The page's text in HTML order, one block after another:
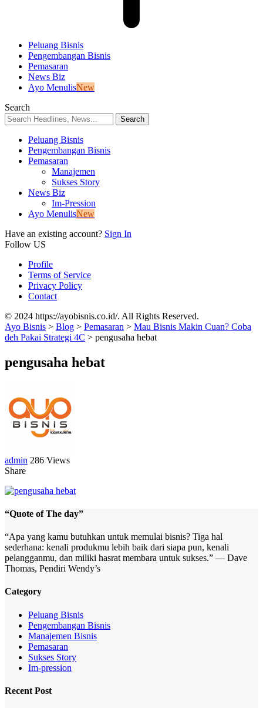
Peluang Bisnis
Pengembangan Bisnis
Pemasaran
News Biz
Ayo MenulisNew
Search
Peluang Bisnis
Pengembangan Bisnis
Pemasaran
Manajemen
Sukses Story
News Biz
Im-Pression
Ayo MenulisNew
Have an existing account? Sign In
Follow US
Profile
Terms of Service
Privacy Policy
Contact
© 2024 https://ayobisnis.co.id/. All Rights Reserved.
Ayo Bisnis > Blog > Pemasaran > Mau Bisnis Makin Cuan? Coba
deh Pakai Strategi 4C > pengusaha hebat
pengusaha hebat
admin 286 Views
Share
“Quote of The day”
“Apa yang kamu butuhkan untuk memulai bisnis? Tiga hal
sederhana: kenali produkmu lebih baik dari siapa pun, kenali
pelangganmu, dan miliki hasrat membara untuk sukses.” — Dave
Thomas, Pendiri Wendy’s
Category
Peluang Bisnis
Pengembangan Bisnis
Manajemen Bisnis
Pemasaran
Sukses Story
Im-pression
Recent Post